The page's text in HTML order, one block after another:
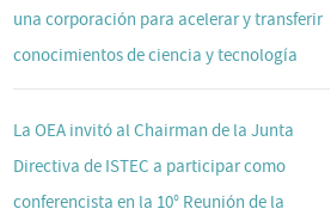
una corporación para acelerar y transferir
conocimientos de ciencia y tecnología
La OEA invitó al Chairman de la Junta
Directiva de ISTEC a participar como
conferencista en la 10° Reunión de la